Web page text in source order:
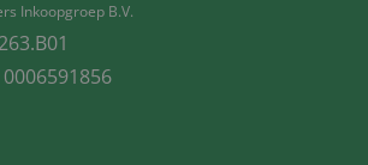
Inkoopgroep B.V.